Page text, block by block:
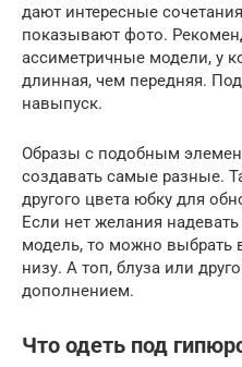
дают интересные
показывают фото.
ассиметричные модели, у
длинная, чем передняя.
навыпуск.
Образы с подобным
создавать самые разные.
другого цвета юбку для
Если нет желания
модель, то можно выбрать
низу. А топ, блуза или
дополнением.
Что одеть под